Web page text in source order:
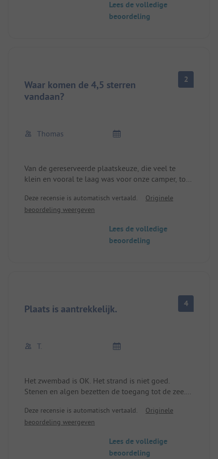
blijkbaar niet in overweging genomen of
beantwoord. Standplaats/Mietunterkunft:
Lees de volledige
beoordeling
Waar komen de 4,5 sterren
vandaan?
2
Thomas
Van de gereserveerde plaatskeuze, die veel te
klein en vooral te laag was voor onze camper, tot
Engels met handen en voeten) en de slagboom -
onder de grond! Het strand is een kunstmatig
ligbedden nemen, want het is onmogelijk om op
de aarde te liggen. Alleen met zwemschoenen het
Deze recensie is automatisch vertaald.
Originele
beoordeling weergeven
Lees de volledige
beoordeling
Plaats is aantrekkelijk. 4
T.
Het zwembad is OK. Het strand is niet goed.
Stenen en algen bezetten de toegang tot de zee.
ongeveer 22.00 uur tot ongeveer 1.00 uur. Res.
mail werd niet beantwoord, telefonische
aan stond. We hebben de camping snel weer
Deze recensie is automatisch vertaald.
Originele
beoordeling weergeven
Lees de volledige
beoordeling